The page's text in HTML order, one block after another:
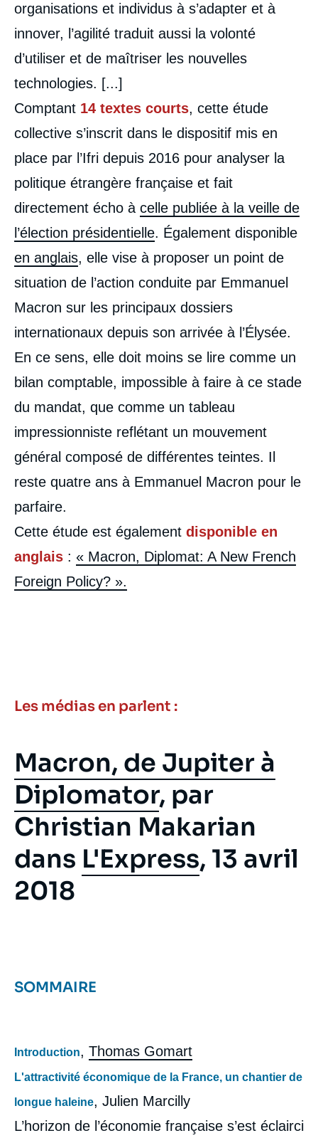
organisations et individus à s’adapter et à
innover, l’agilité traduit aussi la volonté
d’utiliser et de maîtriser les nouvelles
technologies. [...]
Comptant 14 textes courts, cette étude
collective s’inscrit dans le dispositif mis en
place par l’Ifri depuis 2016 pour analyser la
politique étrangère française et fait
directement écho à celle publiée à la veille de
l’élection présidentielle. Également disponible
en anglais, elle vise à proposer un point de
situation de l’action conduite par Emmanuel
Macron sur les principaux dossiers
internationaux depuis son arrivée à l’Élysée.
En ce sens, elle doit moins se lire comme un
bilan comptable, impossible à faire à ce stade
du mandat, que comme un tableau
impressionniste reflétant un mouvement
général composé de différentes teintes. Il
reste quatre ans à Emmanuel Macron pour le
parfaire.
Cette étude est également disponible en
anglais : « Macron, Diplomat: A New French
Foreign Policy? ».
Les médias en parlent :
Macron, de Jupiter à
Diplomator, par
Christian Makarian
dans L'Express, 13 avril
2018
SOMMAIRE
Introduction, Thomas Gomart
L'attractivité économique de la France, un chantier de
longue haleine, Julien Marcilly
L’horizon de l’économie française s’est éclairci